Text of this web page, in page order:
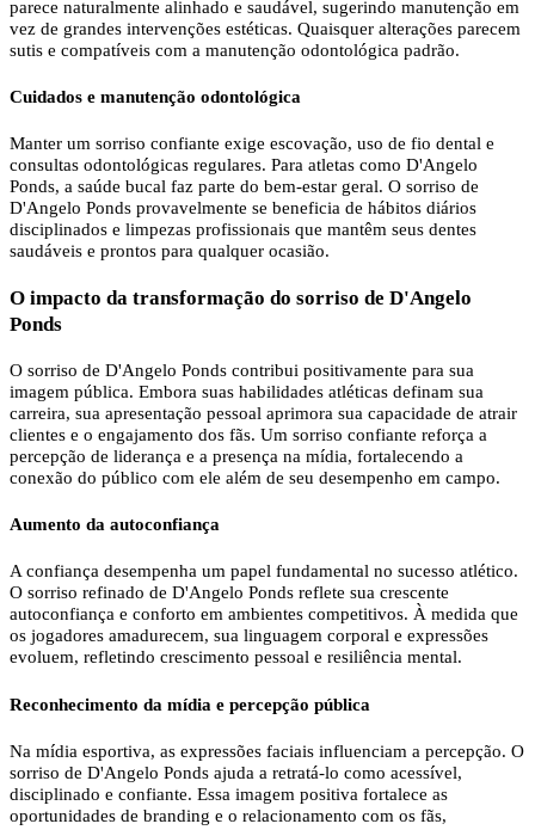
parece naturalmente alinhado e saudável, sugerindo manutenção em
vez de grandes intervenções estéticas. Quaisquer alterações parecem
sutis e compatíveis com a manutenção odontológica padrão.
Cuidados e manutenção odontológica
Manter um sorriso confiante exige escovação, uso de fio dental e
consultas odontológicas regulares. Para atletas como D'Angelo
Ponds, a saúde bucal faz parte do bem-estar geral. O sorriso de
D'Angelo Ponds provavelmente se beneficia de hábitos diários
disciplinados e limpezas profissionais que mantêm seus dentes
saudáveis ​​e prontos para qualquer ocasião.
O impacto da transformação do sorriso de D'Angelo
Ponds
O sorriso de D'Angelo Ponds contribui positivamente para sua
imagem pública. Embora suas habilidades atléticas definam sua
carreira, sua apresentação pessoal aprimora sua capacidade de atrair
clientes e o engajamento dos fãs. Um sorriso confiante reforça a
percepção de liderança e a presença na mídia, fortalecendo a
conexão do público com ele além de seu desempenho em campo.
Aumento da autoconfiança
A confiança desempenha um papel fundamental no sucesso atlético.
O sorriso refinado de D'Angelo Ponds reflete sua crescente
autoconfiança e conforto em ambientes competitivos. À medida que
os jogadores amadurecem, sua linguagem corporal e expressões
evoluem, refletindo crescimento pessoal e resiliência mental.
Reconhecimento da mídia e percepção pública
Na mídia esportiva, as expressões faciais influenciam a percepção. O
sorriso de D'Angelo Ponds ajuda a retratá-lo como acessível,
disciplinado e confiante. Essa imagem positiva fortalece as
oportunidades de branding e o relacionamento com os fãs,